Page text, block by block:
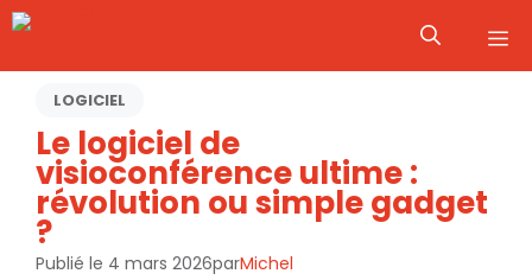
Aller
contenu
LOGICIEL
Le logiciel de
visioconférence ultime :
révolution ou simple gadget
?
Publié le 4 mars 2026parMichel